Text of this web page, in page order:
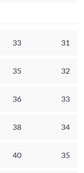
33 31
35 32
36 33
38 34
40 35